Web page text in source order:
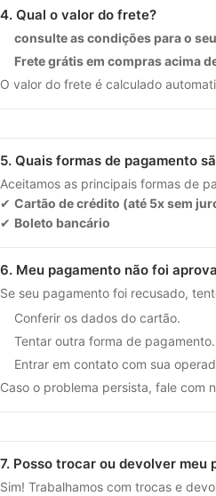
4. Qual o valor do frete?
consulte as condições para o
Frete grátis em compras acima
O valor do frete é calculado
5. Quais formas de pagamento
Aceitamos as principais formas de
✔ Cartão de crédito (até 5x sem
✔ Boleto bancário
6. Meu pagamento não foi
Se seu pagamento foi recusado,
Conferir os dados do cartão.
Tentar outra forma de pagamento.
Entrar em contato com sua
Caso o problema persista, fale com
7. Posso trocar ou devolver meu
Sim! Trabalhamos com trocas e